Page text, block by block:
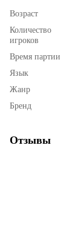
Возраст
Количество
игроков
Время партии
Язык
Жанр
Бренд
Отзывы